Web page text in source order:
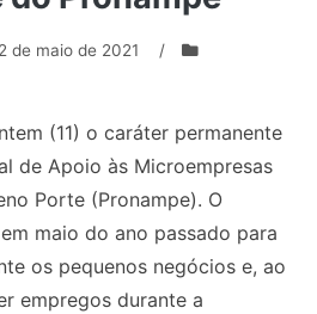
de maio de 2021
/
(11) o caráter permanente
de Apoio às Microempresas
Porte (Pronampe). O
maio do ano passado para
os pequenos negócios e, ao
empregos durante a